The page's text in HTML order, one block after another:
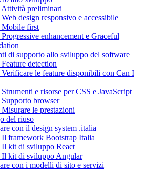
Attività preliminari
design responsivo e accessibile
Mobile first
enhancement e Graceful
di supporto allo sviluppo del software
detection
le feature disponibili con Can I
e risorse per CSS e JavaScript
browser
le prestazioni
del riuso
con il design system .italia
Il framework Bootstrap Italia
Il kit di sviluppo React
Il kit di sviluppo Angular
con i modelli di sito e servizi